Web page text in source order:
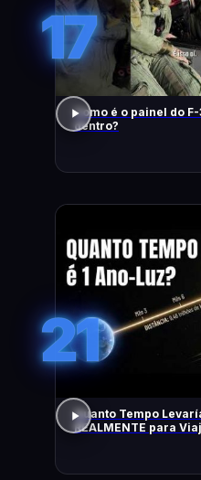
17
Como é o painel do
dentro?
21
Quanto Tempo
REALMENTE para